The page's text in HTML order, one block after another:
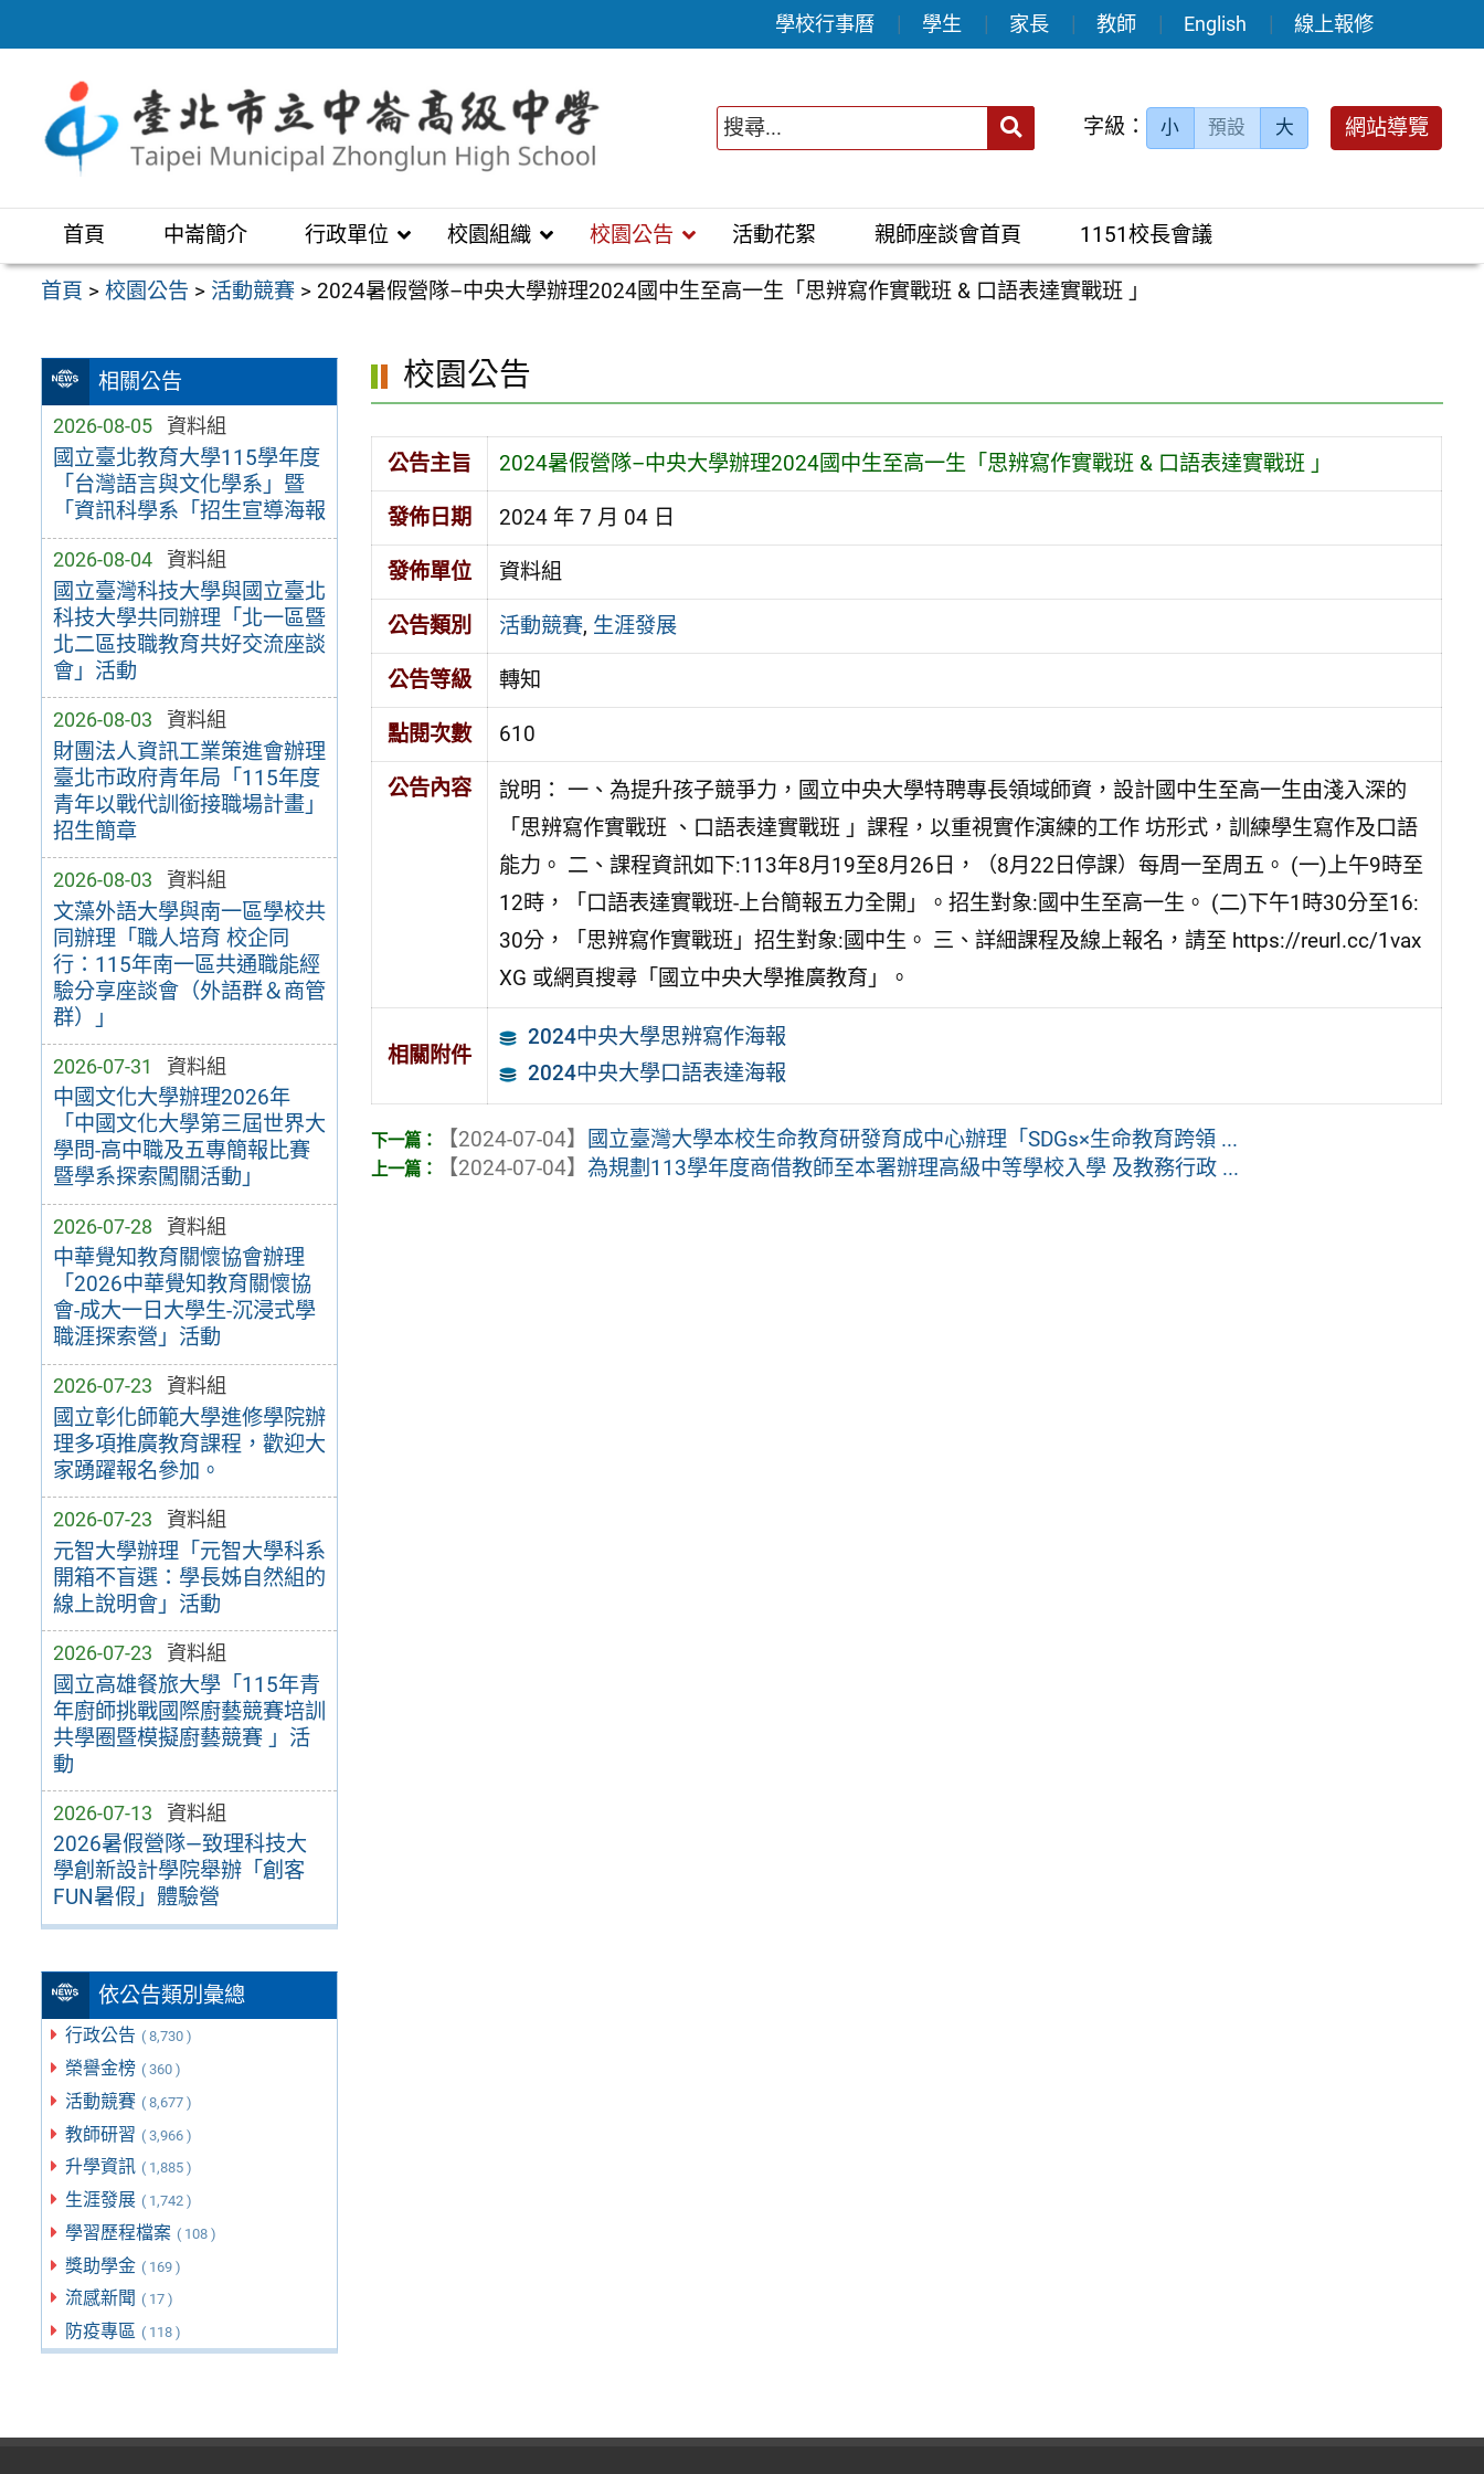
至
區
學校行事曆 學生 家長 教師 English 線上報修
送出 字級： 小 預設 大 網站導覽
首頁 中崙簡介 行政單位 校園組織 校園公告 活動花絮 親師座談會首頁 1151校長會議
首頁 >校園公告 > 活動競賽 > 2024暑假營隊–中央大學辦理2024國中生至高一生「思辨寫作實戰班 & 口語表達實戰班 」
相關公告
2026-08-05 資料組
國立臺北教育大學115學年度
「台灣語言與文化學系」暨
「資訊科學系「招生宣導海報
2026-08-04 資料組
國立臺灣科技大學與國立臺北
科技大學共同辦理「北一區暨
北二區技職教育共好交流座談
會」活動
2026-08-03 資料組
財團法人資訊工業策進會辦理
臺北市政府青年局「115年度
青年以戰代訓銜接職場計畫」
招生簡章
2026-08-03 資料組
文藻外語大學與南一區學校共
同辦理「職人培育 校企同
行：115年南一區共通職能經
驗分享座談會（外語群＆商管
群）」
2026-07-31 資料組
中國文化大學辦理2026年
「中國文化大學第三屆世界大
學問-高中職及五專簡報比賽
暨學系探索闖關活動」
2026-07-28 資料組
中華覺知教育關懷協會辦理
「2026中華覺知教育關懷協
會-成大一日大學生-沉浸式學
職涯探索營」活動
2026-07-23 資料組
國立彰化師範大學進修學院辦
理多項推廣教育課程，歡迎大
家踴躍報名參加。
2026-07-23 資料組
元智大學辦理「元智大學科系
開箱不盲選：學長姊自然組的
線上說明會」活動
2026-07-23 資料組
國立高雄餐旅大學「115年青
年廚師挑戰國際廚藝競賽培訓
共學圈暨模擬廚藝競賽 」活
動
2026-07-13 資料組
2026暑假營隊—致理科技大
學創新設計學院舉辦「創客
FUN暑假」體驗營
依公告類別彙總
行政公告 ( 8,730 )
榮譽金榜 ( 360 )
活動競賽 ( 8,677 )
教師研習 ( 3,966 )
升學資訊 ( 1,885 )
生涯發展 ( 1,742 )
學習歷程檔案 ( 108 )
獎助學金 ( 169 )
流感新聞 ( 17 )
防疫專區 ( 118 )
校園公告
公告主旨 2024暑假營隊–中央大學辦理2024國中生至高一生「思辨寫作實戰班 & 口語表達實戰班 」
發佈日期 2024 年 7 月 04 日
發佈單位 資料組
公告類別 活動競賽, 生涯發展
公告等級 轉知
點閱次數 610
公告內容
說明： 一、為提升孩子競爭力，國立中央大學特聘專長領域師資，設計國中生至高一生由淺入深的
「思辨寫作實戰班 、口語表達實戰班 」課程，以重視實作演練的工作 坊形式，訓練學生寫作及口語
能力。 二、課程資訊如下:113年8月19至8月26日，（8月22日停課）每周一至周五。 (一)上午9時至
12時，「口語表達實戰班-上台簡報五力全開」。招生對象:國中生至高一生。 (二)下午1時30分至16:
30分，「思辨寫作實戰班」招生對象:國中生。 三、詳細課程及線上報名，請至 https://reurl.cc/1vax
XG 或網頁搜尋「國立中央大學推廣教育」。
相關附件
2024中央大學思辨寫作海報
2024中央大學口語表達海報
【2024-07-04】
國立臺灣大學本校生命教育研發育成中心辦理「SDGs×生命教育跨領 ...
【2024-07-04】為規劃113學年度商借教師至本署辦理高級中等學校入學 及教務行政 ...